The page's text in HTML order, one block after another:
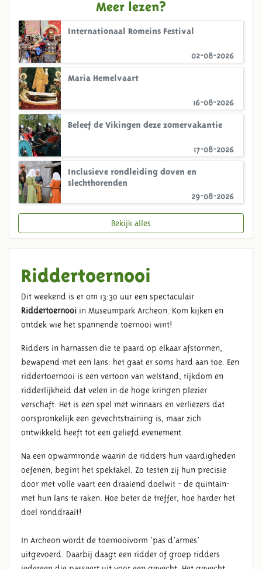
Riddertoernooi
Dit weekend is er om 13:30 uur een spectaculair
Riddertoernooi in Museumpark Archeon. Kom kijken en
ontdek wie het spannende toernooi wint!
Ridders in harnassen die te paard op elkaar afstormen,
bewapend met een lans: het gaat er soms hard aan toe. Een
riddertoernooi is een vertoon van welstand, rijkdom en
ridderlijkheid dat velen in de hoge kringen plezier
verschaft. Het is een spel met winnaars en verliezers dat
oorspronkelijk een gevechtstraining is, maar zich
ontwikkeld heeft tot een geliefd evenement.
Na een opwarmronde waarin de ridders hun vaardigheden
oefenen, begint het spektakel. Zo testen zij hun precisie
door met volle vaart een draaiend doelwit - de quintain-
met hun lans te raken. Hoe beter de treffer, hoe harder het
doel ronddraait!
In Archeon wordt de toernooivorm 'pas d'armes'
uitgevoerd. Daarbij daagt een ridder of groep ridders
Meer lezen?
02-08-2026
Internationaal Romeins Festival
16-08-2026
Maria Hemelvaart
17-08-2026
Beleef de Vikingen deze zomervakantie
29-08-2026
Inclusieve rondleiding doven en
slechthorenden
Bekijk alles